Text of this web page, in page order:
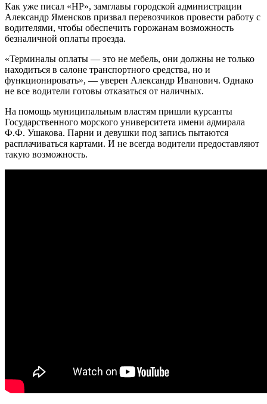
Как уже писал «НР», замглавы городской администрации
Александр Яменсков призвал перевозчиков провести работу с
водителями, чтобы обеспечить горожанам возможность
безналичной оплаты проезда.
«Терминалы оплаты — это не мебель, они должны не только
находиться в салоне транспортного средства, но и
функционировать», — уверен Александр Иванович. Однако
не все водители готовы отказаться от наличных.
На помощь муниципальным властям пришли курсанты
Государственного морского университета имени адмирала
Ф.Ф. Ушакова. Парни и девушки под запись пытаются
расплачиваться картами. И не всегда водители предоставляют
такую возможность.